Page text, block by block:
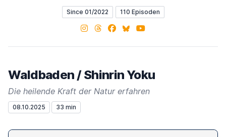
Since 01/2022 110 Episoden
Instagram
Threads
Facebook
BlueskyYouTube
Waldbaden / Shinrin Yoku
Die heilende Kraft der Natur erfahren
08.10.2025 33 min